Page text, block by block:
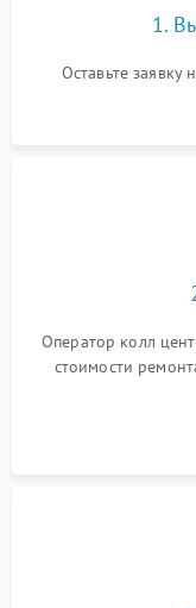
1.
Оставьте заявку
Оператор колл
стоимости